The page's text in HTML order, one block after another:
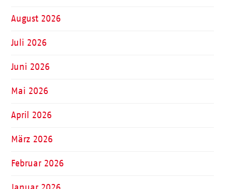
August 2026
Juli 2026
Juni 2026
Mai 2026
April 2026
März 2026
Februar 2026